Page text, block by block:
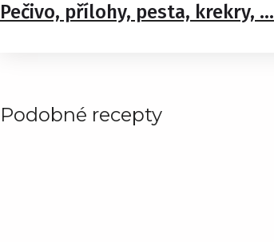
Pečivo, přílohy, pesta, krekry, ...
Podobné recepty